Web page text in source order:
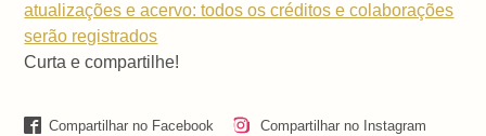
atualizações e acervo: todos os créditos e colaborações
serão registrados
Curta e compartilhe!
Compartilhar no Facebook
Compartilhar no Instagram